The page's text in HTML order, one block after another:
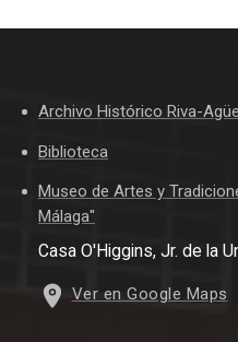
Archivo Histórico Riva-
Biblioteca
Museo de Artes y
Málaga"
Casa O'Higgins, Jr. de la
Ver en Google Maps